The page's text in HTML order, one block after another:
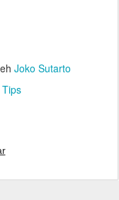
Joko Sutarto
Tips